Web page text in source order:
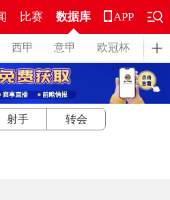
比赛 数据库
西甲 意甲 欧冠杯 德
APP
射手 转会